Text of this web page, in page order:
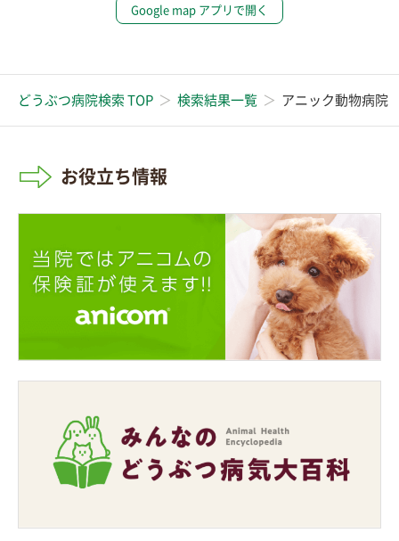
Google map アプリで開く
どうぶつ病院検索 TOP 検索結果一覧 アニック動物病院
お役立ち情報